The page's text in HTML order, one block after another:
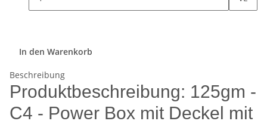
In den Warenkorb
Beschreibung
Produktbeschreibung: 125gm -
C4 - Power Box mit Deckel mit